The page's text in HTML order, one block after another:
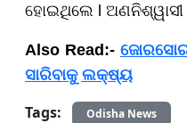
ହୋଇଥିଲେ l ଅଣନିଶ୍ୱାସୀ
Also Read:-
ସାରିବାକୁ ଲକ୍ଷ୍ୟ
Tags: Odisha News